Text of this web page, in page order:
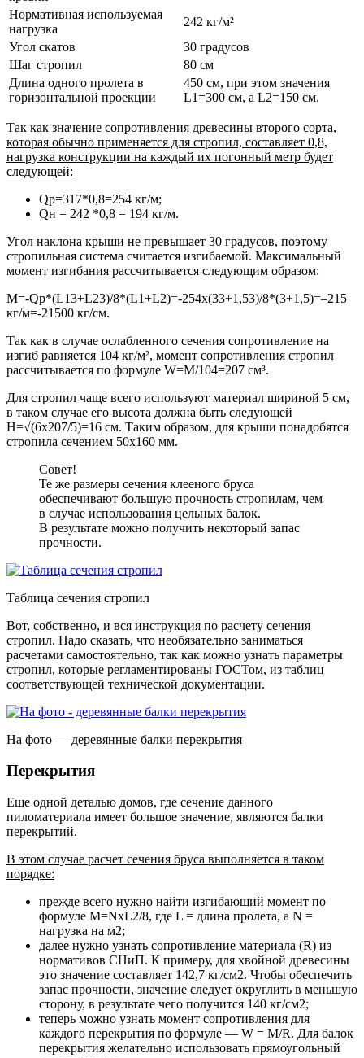
Нормативная используемая
нагрузка
242 кг/м²
Угол скатов
30 градусов
Шаг стропил
80 см
Длина одного пролета в
горизонтальной проекции
450 см, при этом значения
L1=300 см, а L2=150 см.
Так как значение сопротивления древесины второго сорта,
которая обычно применяется для стропил, составляет 0,8,
нагрузка конструкции на каждый их погонный метр будет
следующей:
Qр=317*0,8=254 кг/м;
Qн = 242 *0,8 = 194 кг/м.
Угол наклона крыши не превышает 30 градусов, поэтому
стропильная система считается изгибаемой. Максимальный
момент изгибания рассчитывается следующим образом:
М=-Qр*(L13+L23)/8*(L1+L2)=-254х(33+1,53)/8*(3+1,5)=–215
кг/м=-21500 кг/см.
Так как в случае ослабленного сечения сопротивление на
изгиб равняется 104 кг/м², момент сопротивления стропил
рассчитывается по формуле W=M/104=207 см³.
Для стропил чаще всего используют материал шириной 5 см,
в таком случае его высота должна быть следующей
H=√(6х207/5)=16 см. Таким образом, для крыши понадобятся
стропила сечением 50х160 мм.
Совет!
Те же размеры сечения клееного бруса
обеспечивают большую прочность стропилам, чем
в случае использования цельных балок.
В результате можно получить некоторый запас
прочности.
Таблица сечения стропил
Вот, собственно, и вся инструкция по расчету сечения
стропил. Надо сказать, что необязательно заниматься
расчетами самостоятельно, так как можно узнать параметры
стропил, которые регламентированы ГОСТом, из таблиц
соответствующей технической документации.
На фото — деревянные балки перекрытия
Перекрытия
Еще одной деталью домов, где сечение данного
пиломатериала имеет большое значение, являются балки
перекрытий.
В этом случае расчет сечения бруса выполняется в таком
порядке:
прежде всего нужно найти изгибающий момент по
формуле M=NxL2/8, где L = длина пролета, а N =
нагрузка на м2;
далее нужно узнать сопротивление материала (R) из
нормативов СНиП. К примеру, для хвойной древесины
это значение составляет 142,7 кг/см2. Чтобы обеспечить
запас прочности, значение следует округлить в меньшую
сторону, в результате чего получится 140 кг/см2;
теперь можно узнать момент сопротивления для
каждого перекрытия по формуле — W = M/R. Для балок
перекрытия желательно использовать прямоугольный